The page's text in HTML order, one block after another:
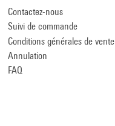
Contactez-nous
Suivi de commande
Conditions générales de vente
Annulation
FAQ